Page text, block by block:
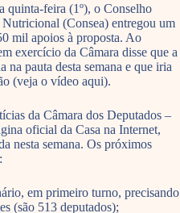
quinta-feira (1º), o Conselho
(Consea) entregou um
mil apoios à proposta. Ao
exercício da Câmara disse que a
na pauta desta semana e que iria
(veja o vídeo aqui).
da Câmara dos Deputados –
oficial da Casa na Internet,
nesta semana. Os próximos
em primeiro turno, precisando
(são 513 deputados);